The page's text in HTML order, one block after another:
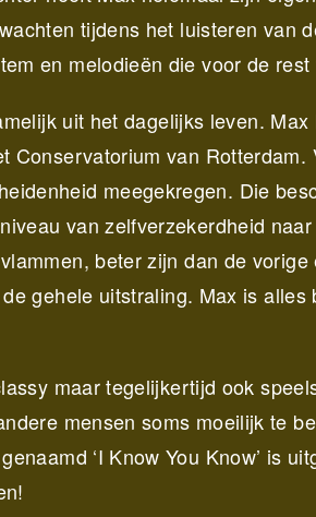
tijdens het luisteren van
en melodieën die voor de
uit het dagelijks leven.
Conservatorium van
meegekregen. Die
van zelfverzekerdheid
beter zijn dan de
gehele uitstraling. Max is
maar tegelijkertijd ook
mensen soms moeilijk te
‘I Know You Know’ is